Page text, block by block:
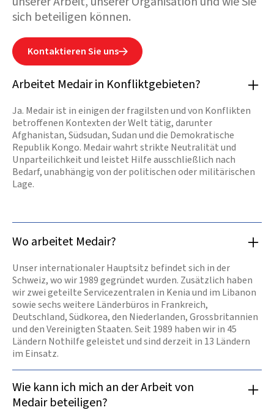
sich beteiligen können.
Kontaktieren Sie uns
Arbeitet Medair in Konfliktgebieten?
Ja. Medair ist in einigen der fragilsten und von Konflikten
betroffenen Kontexten der Welt tätig, darunter
Afghanistan, Südsudan, Sudan und die Demokratische
Republik Kongo. Medair wahrt strikte Neutralität und
Unparteilichkeit und leistet Hilfe ausschließlich nach
Bedarf, unabhängig von der politischen oder militärischen
Lage.
Wo arbeitet Medair?
Unser internationaler Hauptsitz befindet sich in der
Schweiz, wo wir 1989 gegründet wurden. Zusätzlich haben
wir zwei geteilte Servicezentralen in Kenia und im Libanon
sowie sechs weitere Länderbüros in Frankreich,
Deutschland, Südkorea, den Niederlanden, Grossbritannien
und den Vereinigten Staaten. Seit 1989 haben wir in 45
Ländern Nothilfe geleistet und sind derzeit in 13 Ländern
im Einsatz.
Wie kann ich mich an der Arbeit von
Medair beteiligen?